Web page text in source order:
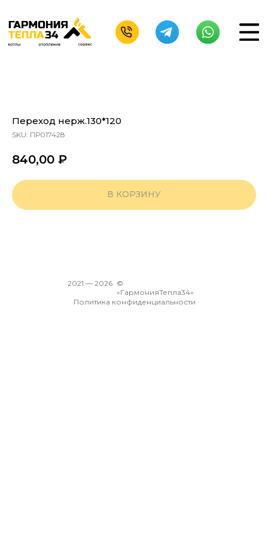
Переход нерж.130*120
SKU: ПР017428
840,00 ₽
В КОРЗИНУ
Политика конфиденциальности
©
«ГармонияТепла34»
2026
2021 —